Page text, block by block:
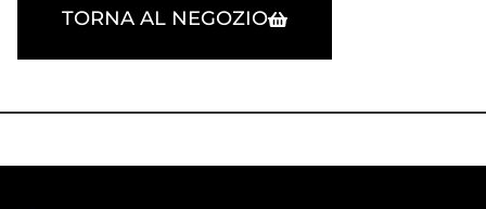
TORNA AL NEGOZIO